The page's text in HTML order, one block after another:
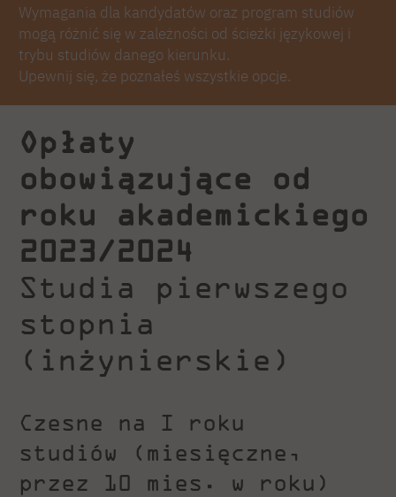
Wymagania dla kandydatów oraz program studiów
mogą różnić się w zależności od ścieżki językowej i
trybu studiów danego kierunku.
Upewnij się, że poznałeś wszystkie opcje.
Opłaty
obowiązujące
od
roku akademickiego
2023/2024
Studia pierwszego
stopnia
(inżynierskie)
Czesne na I roku
studiów (miesięczne,
przez 10 mies. w roku)